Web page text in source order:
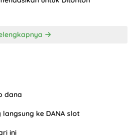
dana
ke DANA slot
ini